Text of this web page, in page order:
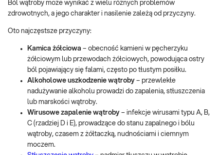
Ból wątroby może wynikać z wielu różnych problemów
zdrowotnych, a jego charakter i nasilenie zależą od przyczyny.
Oto najczęstsze przyczyny:
Kamica żółciowa – obecność kamieni w pęcherzyku
żółciowym lub przewodach żółciowych, powodująca ostry
ból pojawiający się falami, często po tłustym posiłku.
Alkoholowe uszkodzenie wątroby – przewlekłe
nadużywanie alkoholu prowadzi do zapalenia, stłuszczenia
lub marskości wątroby.
Wirusowe zapalenie wątroby – infekcje wirusami typu A, B,
C (rzadziej D i E), prowadzące do stanu zapalnego i bólu
wątroby, czasem z żółtaczką, nudnościami i ciemnym
moczem.